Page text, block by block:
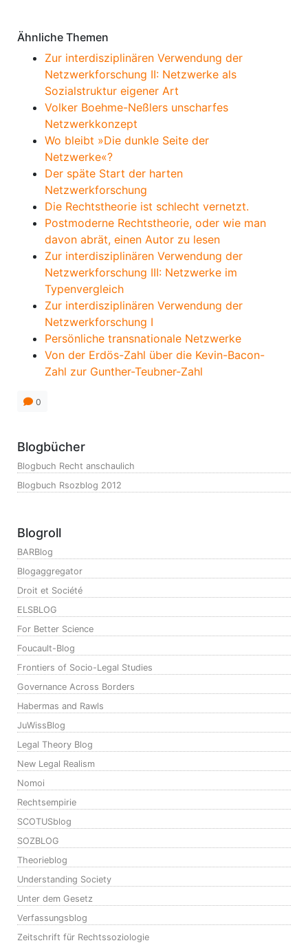
Ähnliche Themen
Zur interdisziplinären Verwendung der
Netzwerkforschung II: Netzwerke als
Sozialstruktur eigener Art
Volker Boehme-Neßlers unscharfes
Netzwerkkonzept
Wo bleibt »Die dunkle Seite der
Netzwerke«?
Der späte Start der harten
Netzwerkforschung
Die Rechtstheorie ist schlecht vernetzt.
Postmoderne Rechtstheorie, oder wie man
davon abrät, einen Autor zu lesen
Zur interdisziplinären Verwendung der
Netzwerkforschung III: Netzwerke im
Typenvergleich
Zur interdisziplinären Verwendung der
Netzwerkforschung I
Persönliche transnationale Netzwerke
Von der Erdös-Zahl über die Kevin-Bacon-
Zahl zur Gunther-Teubner-Zahl
0
Blogbücher
Blogbuch Recht anschaulich
Blogbuch Rsozblog 2012
Blogroll
BARBlog
Blogaggregator
Droit et Société
ELSBLOG
For Better Science
Foucault-Blog
Frontiers of Socio-Legal Studies
Governance Across Borders
Habermas and Rawls
JuWissBlog
Legal Theory Blog
New Legal Realism
Nomoi
Rechtsempirie
SCOTUSblog
SOZBLOG
Theorieblog
Understanding Society
Unter dem Gesetz
Verfassungsblog
Zeitschrift für Rechtssoziologie